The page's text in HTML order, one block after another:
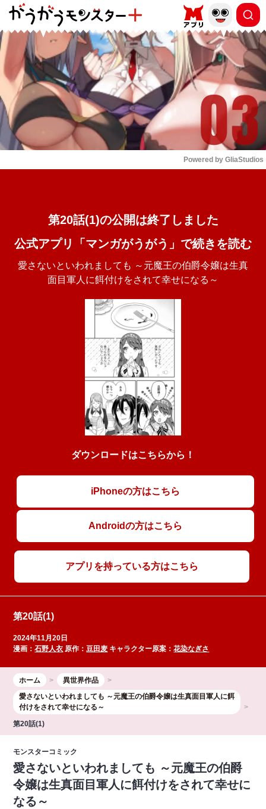
もっと読む
Powered by GliaStudios
第20話(1)の公開は終了しました
公式アプリ「マンガがうがう」で続きを読む
愛さないといわれましても ～元魔王の伯爵令嬢は生真
面目軍人に餌付けをされて幸せになる～
ダウンロードはこちらから！
iPhoneの方はこちら
Androidの方はこちら
アプリを持っている方はこちら
第20話(1)
2024年11月20日
漫画：石野人衣 原作：豆田麦 キャラクター原案：花染なぎさ
ホーム
異世界作品
愛さないといわれましても ～元魔王の伯爵令嬢は生真面目軍人に餌
付けをされて幸せになる～
第20話(1)
モンスターコミック
愛さないといわれましても ～元魔王の伯爵
令嬢は生真面目軍人に餌付けをされて幸せに
なる～